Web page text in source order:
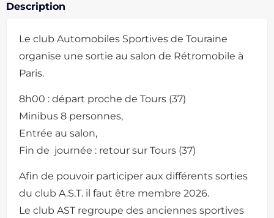
Description
Le club Automobiles Sportives de Touraine
organise une sortie au salon de Rétromobile à
Paris.
8h00 : départ proche de Tours (37)
Minibus 8 personnes,
Entrée au salon,
Fin de journée : retour sur Tours (37)
Afin de pouvoir participer aux différents sorties
du club A.S.T. il faut être membre 2026.
Le club AST regroupe des anciennes sportives